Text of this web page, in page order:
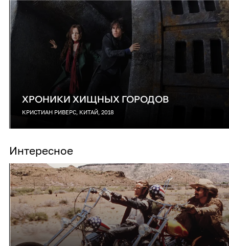
ХРОНИКИ ХИЩНЫХ ГОРОДОВ
КРИСТИАН РИВЕРС, КИТАЙ, 2018
Интересное